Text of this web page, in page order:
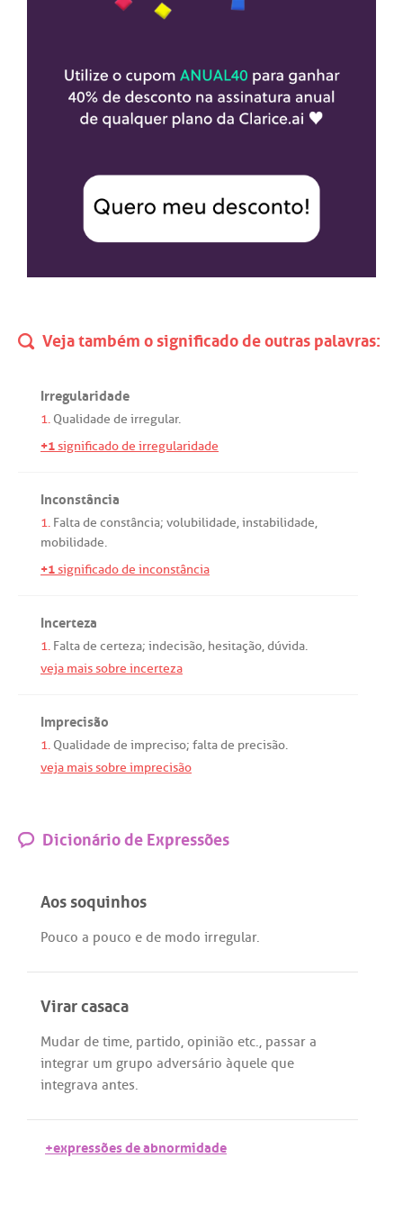
Veja também o significado de outras palavras:
Irregularidade
1. Qualidade de irregular.
+1significado de irregularidade
Inconstância
1. Faltade constância; volubilidade,instabilidade,
mobilidade.
+1significado de inconstância
Incerteza
1. Faltade certeza; indecisão, hesitação,dúvida.
veja mais sobre incerteza
Imprecisão
1. Qualidade de impreciso; faltade precisão.
veja mais sobre imprecisão
Dicionário de Expressões
Aos soquinhos
Pouco a pouco e de modo irregular.
Virar casaca
Mudar de time, partido, opinião etc., passar a
integrar um grupo adversário àquele que
integrava antes.
+expressões de abnormidade